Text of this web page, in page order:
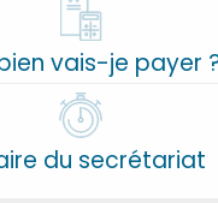
vais-je payer
du secrétariat